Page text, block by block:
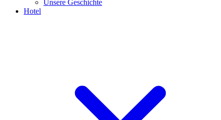
Unsere Geschichte
Hotel